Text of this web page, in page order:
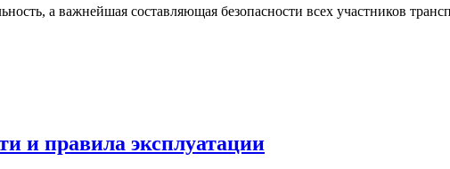
а важнейшая составляющая безопасности всех участников
и правила эксплуатации